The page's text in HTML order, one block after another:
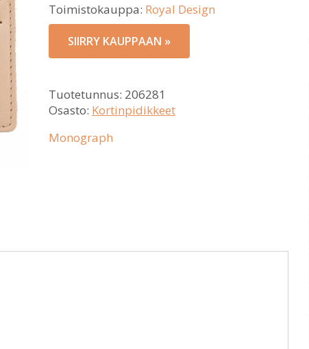
Toimistokauppa: Royal Design
SIIRRY KAUPPAAN »
Tuotetunnus: 206281
Osasto: Kortinpidikkeet
Monograph